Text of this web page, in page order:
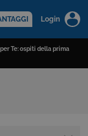
Login
Te: ospiti della prima